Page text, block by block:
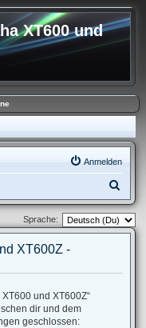
XT600 und
Anmelden
u
c
Sprache:
XT600Z -
und XT600Z“
dir und dem
geschlossen: